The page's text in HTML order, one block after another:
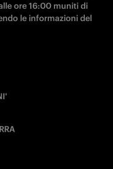
ore 16:00 muniti di
le informazioni del